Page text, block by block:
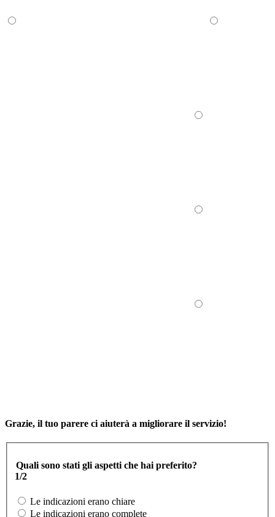
Grazie, il tuo parere ci aiuterà a migliorare il servizio!
Quali sono stati gli aspetti che hai preferito?
1/2
Le indicazioni erano chiare
Le indicazioni erano complete